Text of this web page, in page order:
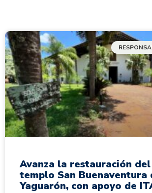
Avanza la restauración
templo San Buenaventura
Yaguarón, con apoyo de